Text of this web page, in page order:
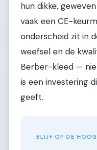
hun dikke,
vaak een CE-
onderscheid zit in
weefsel en de
Berber-kleed —
is een investering
geeft.
BLIJF OP DE